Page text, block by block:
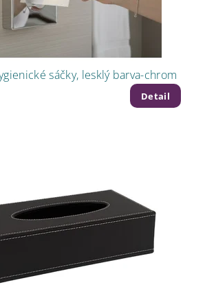
sáčky, lesklý barva-chrom
Detail